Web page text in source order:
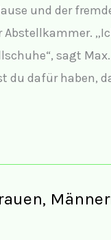
und der
Abstellkammer.
sagt Max.
du dafür haben,